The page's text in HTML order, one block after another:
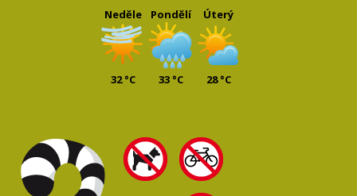
Neděle
32 °C
Pondělí
33 °C
Úterý
28 °C